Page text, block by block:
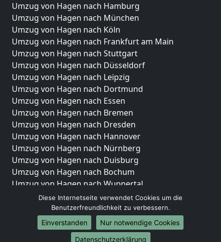
Umzug von Hagen nach Hamburg
Umzug von Hagen nach München
Umzug von Hagen nach Köln
Umzug von Hagen nach Frankfurt am Main
Umzug von Hagen nach Stuttgart
Umzug von Hagen nach Düsseldorf
Umzug von Hagen nach Leipzig
Umzug von Hagen nach Dortmund
Umzug von Hagen nach Essen
Umzug von Hagen nach Bremen
Umzug von Hagen nach Dresden
Umzug von Hagen nach Hannover
Umzug von Hagen nach Nürnberg
Umzug von Hagen nach Duisburg
Umzug von Hagen nach Bochum
Umzug von Hagen nach Wuppertal
Umzug von Hagen nach Bielefeld
Umzug von Hagen nach Bonn
Umzug von Hagen nach Münster
Internationale-Umzüge
Diese Internetseite verwendet Cookies um die
Benutzerfreundlichkeit zu verbessern.
Einverstanden
Nur notwendige Cookies
Datenschutzerklärung